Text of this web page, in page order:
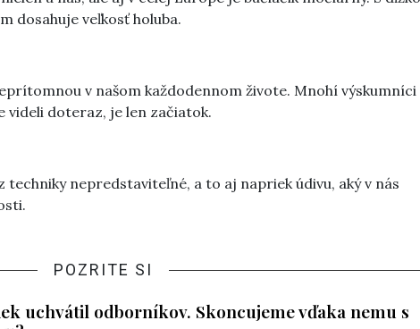
dosahuje veľkosť holuba.
v našom každodennom živote. Mnohí výskumníci
videli doteraz, je len začiatok.
techniky nepredstaviteľné, a to aj napriek údivu, aký v nás
POZRITE SI
uchvátil odborníkov. Skoncujeme vďaka nemu s